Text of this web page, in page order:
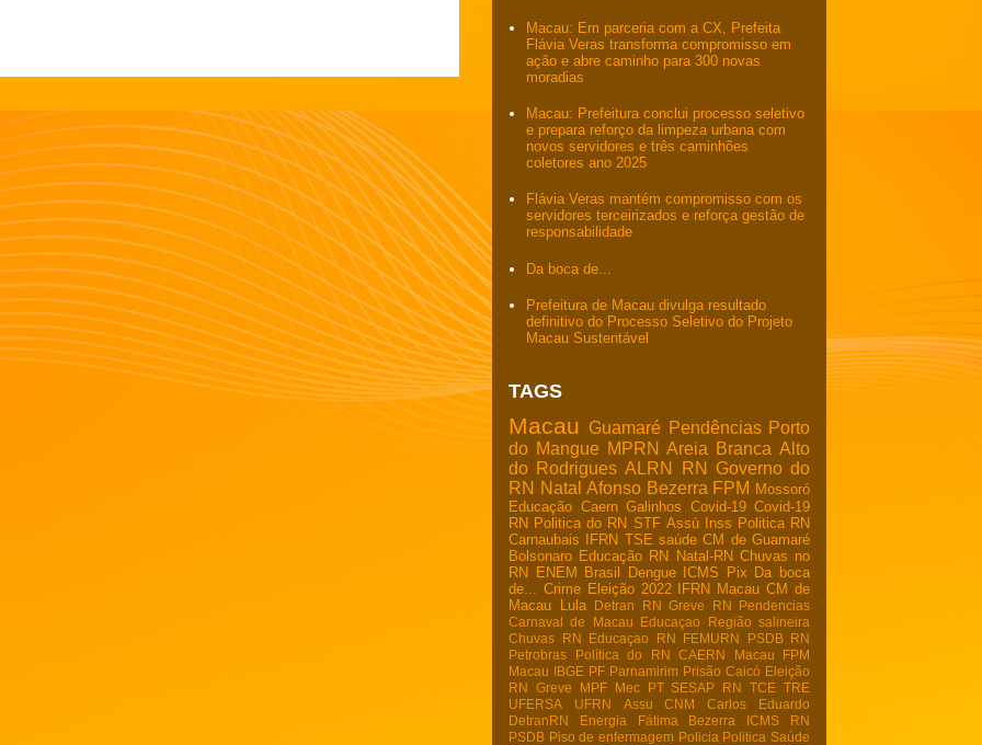
Macau: Em parceria com a CX, Prefeita
Flávia Veras transforma compromisso em
ação e abre caminho para 300 novas
moradias
Macau: Prefeitura conclui processo seletivo
e prepara reforço da limpeza urbana com
novos servidores e três caminhões
coletores ano 2025
Flávia Veras mantém compromisso com os
servidores terceirizados e reforça gestão de
responsabilidade
Da boca de...
Prefeitura de Macau divulga resultado
definitivo do Processo Seletivo do Projeto
Macau Sustentável
TAGS
Macau Guamaré Pendências Porto
do Mangue MPRN Areia Branca Alto
do Rodrigues ALRN RN
Governo do
RN Natal Afonso Bezerra FPM Mossoró
Educação Caern Galinhos Covid-19 Covid-19
RN Politica do RN STF Assú Inss Politica RN
Carnaubais
IFRN TSE saúde CM de Guamaré
Bolsonaro Educação RN Natal-RN Chuvas no
RN
ENEM Brasil Dengue ICMS Pix Da boca
de...
Crime Eleição 2022 IFRN Macau CM de
Macau
Lula Detran RN Greve RN
Pendencias
Carnaval de Macau
Educaçao
Região salineira
Chuvas RN
Educaçao RN FEMURN
PSDB RN
Petrobras
Política do RN CAERN Macau
FPM
Macau IBGE PF Parnamirim Prisão Caicó Eleição
RN
Greve MPF Mec PT SESAP RN TCE TRE
UFERSA
UFRN Assu CNM
Carlos Eduardo
DetranRN
Energia Fátima Bezerra
ICMS RN
PSDB Piso de enfermagem Policia Politica Saúde